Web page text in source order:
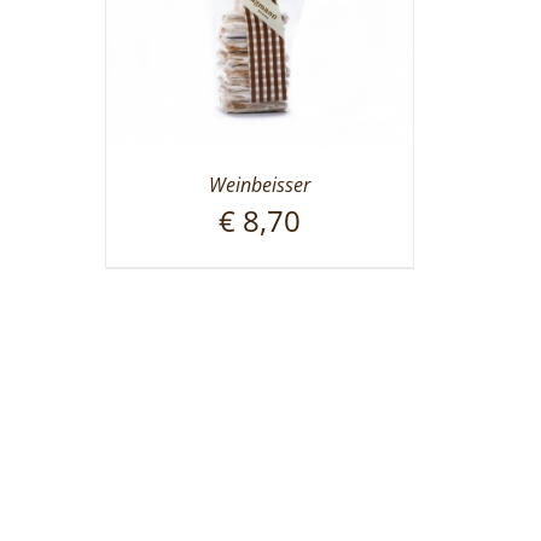
Weinbeisser
€ 8,70